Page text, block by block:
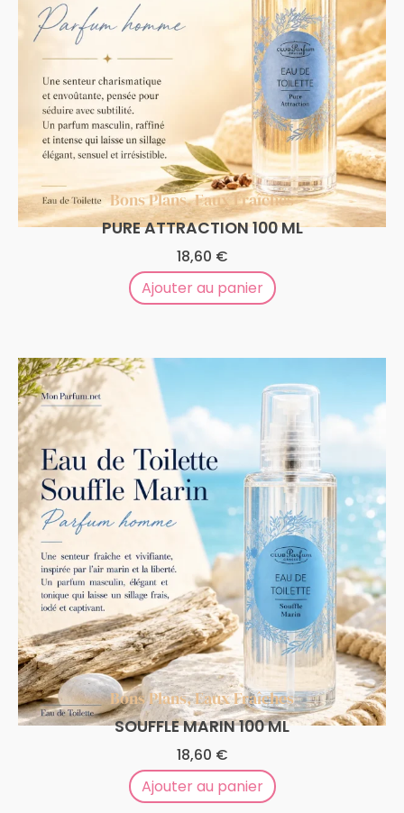
Bons Plans,Eaux Fraîches
PURE ATTRACTION 100 ML
18,60 €
Ajouter au panier
Bons Plans,Eaux Fraîches
SOUFFLE MARIN 100 ML
18,60 €
Ajouter au panier